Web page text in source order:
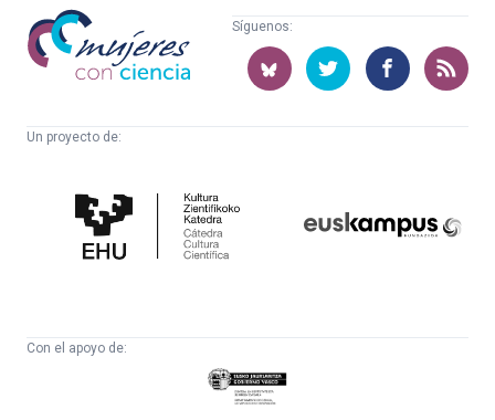
Mujeres
con
ciencia
Síguenos:
Un proyecto de:
Cultura
Científica
Con el apoyo de:
Eusko
Jaurlaritza